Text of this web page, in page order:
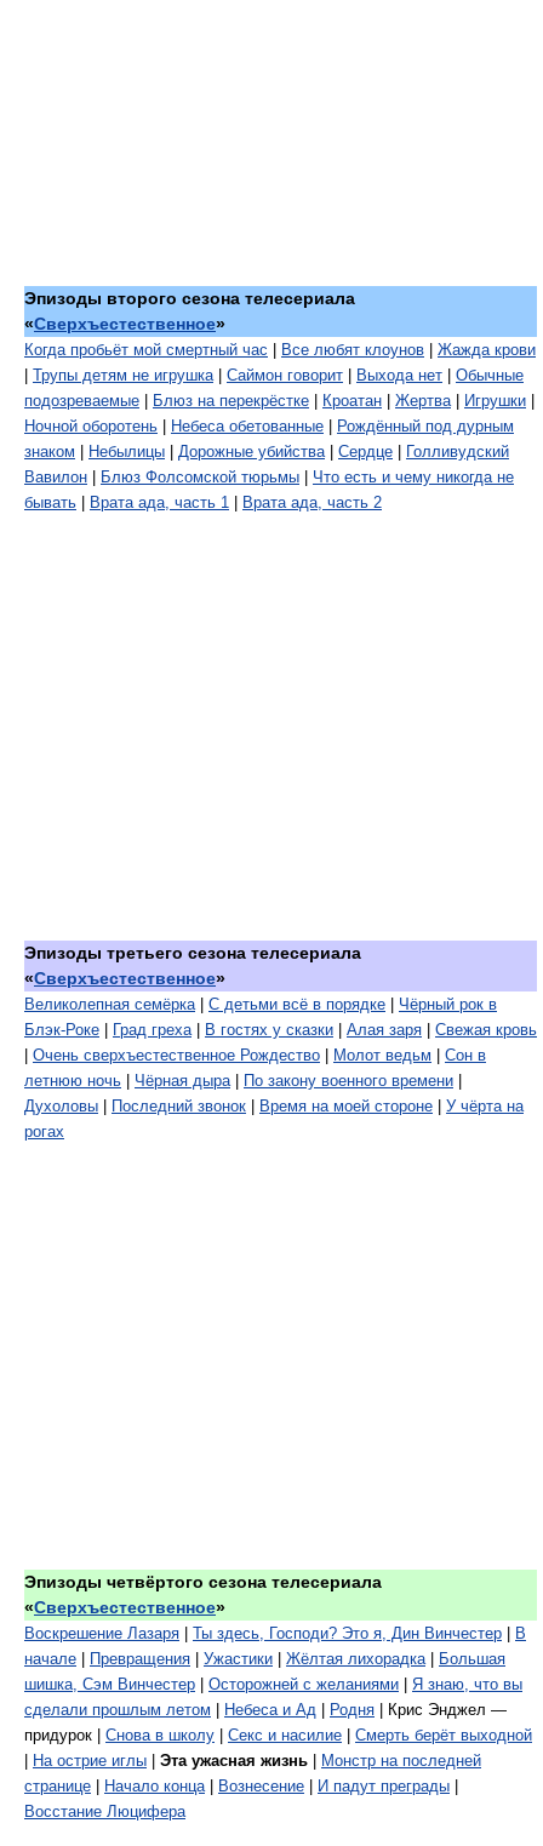
Эпизоды второго сезона телесериала
«Сверхъестественное»
Когда пробьёт мой смертный час Все любят клоунов
Жажда крови
Трупы детям не игрушка| Саймон говорит Выхода нет
Обычные
подозреваемые
Блюз на перекрёстке Кроатан Жертва| Игрушки
Ночной оборотень
Небеса обетованные
Рождённый под дурным
знаком
Небылицы Дорожные убийства| Сердце
Голливудский
Вавилон
Блюз Фолсомской тюрьмы
Что есть и чему никогда не
бывать
Врата ада, часть 1 Врата ада, часть 2
Эпизоды третьего сезона телесериала
«Сверхъестественное»
Великолепная семёрка| С детьми всё в порядке
Чёрный рок в
Блэк-Роке
Град греха| В гостях у сказки Алая заря
Свежая кровь
Очень сверхъестественное Рождество Молот ведьм
Сон в
летнюю ночь
Чёрная дыра| По закону военного времени
Духоловы
Последний звонок Время на моей стороне
У чёрта на
рогах
Эпизоды четвёртого сезона телесериала
«Сверхъестественное»
Воскрешение Лазаря Ты здесь, Господи? Это я, Дин Винчестер
В
начале
Превращения Ужастики Жёлтая лихорадка|
Большая
шишка, Сэм Винчестер
Осторожней с желаниями
Я знаю, что вы
сделали прошлым летом
Небеса и Ад Родня | Крис Энджел —
придурок | Снова в школу Секс и насилие
Смерть берёт выходной
На острие иглы Эта ужасная жизнь
Монстр на последней
странице
Начало конца| Вознесение И падут преграды
Восстание Люцифера